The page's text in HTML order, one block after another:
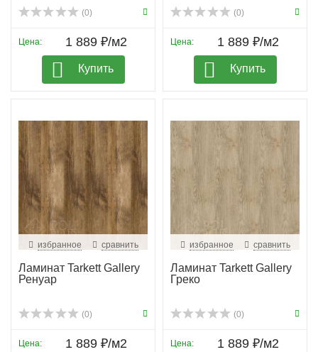
(0)
Цена: 1 889 ₽/м2
Купить
(0)
Цена: 1 889 ₽/м2
Купить
избранное сравнить
Ламинат Tarkett Gallery
Ренуар
(0)
Цена: 1 889 ₽/м2
избранное сравнить
Ламинат Tarkett Gallery
Греко
(0)
Цена: 1 889 ₽/м2